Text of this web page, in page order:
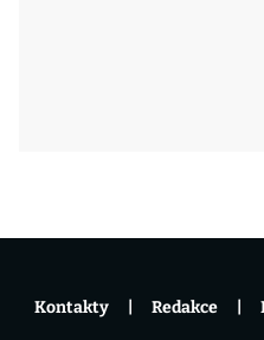
Kontakty Redakce